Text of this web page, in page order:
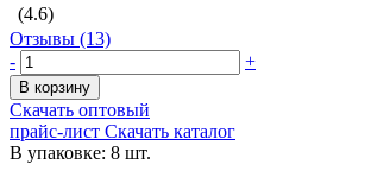
(4.6)
Отзывы (13)
-
+
В корзину
Скачать оптовый
прайс-лист Скачать каталог
В упаковке: 8 шт.